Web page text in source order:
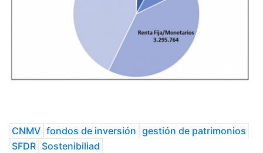
CNMV fondos de inversión gestión de patrimonios
SFDR Sostenibiliad